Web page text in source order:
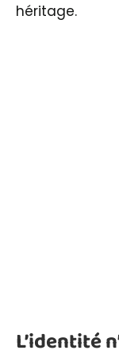
héritage.
L’identité